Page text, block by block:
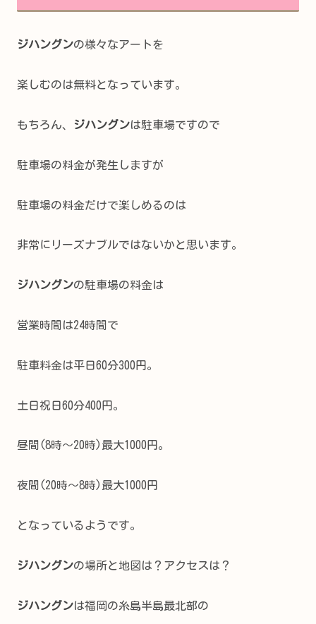
ジハングンの様々なアートを
楽しむのは無料となっています。
もちろん、 ジハングンは駐車場ですので
駐車場の料金が発生しますが
駐車場の料金だけで楽しめるのは
非常にリーズナブルではないかと思います。
ジハングンの駐車場の料金は
営業時間は24時間で
駐車料金は平日60分300円。
土日祝日60分400円。
昼間(8時～20時)最大1000円。
夜間(20時～8時)最大1000円
となっているようです。
ジハングンの場所と地図は？アクセスは？
ジハングンは福岡の糸島半島最北部の